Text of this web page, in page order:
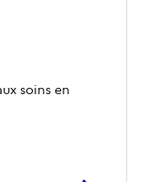
soins en